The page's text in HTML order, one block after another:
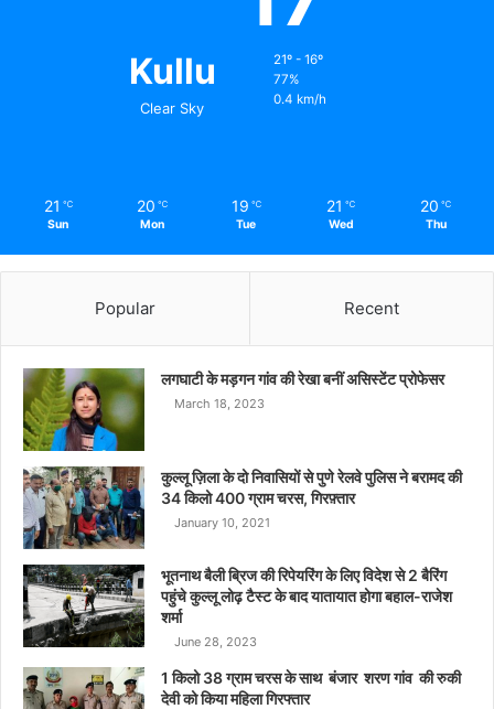
Kullu
Clear Sky
21º - 16º
77%
0.4 km/h
21 ℃
Sun
20 ℃
Mon
19 ℃
Tue
21 ℃
Wed
20 ℃
Thu
Popular Recent
लगघाटी के मड़गन गांव की रेखा बनीं असिस्टेंट प्रोफेसर
March 18, 2023
कुल्लू ज़िला के दो निवासियों से पुणे रेलवे पुलिस ने बरामद की
34 किलो 400 ग्राम चरस, गिरफ़्तार
January 10, 2021
भूतनाथ बैली ब्रिज की रिपेयरिंग के लिए विदेश से 2 बैरिंग
पहुंचे कुल्लू लोढ़ टैस्ट के बाद यातायात होगा बहाल-राजेश
शर्मा
June 28, 2023
1 किलो 38 ग्राम चरस के साथ बंजार शरण गांव की रुकी
देवी को किया महिला गिरफ्तार